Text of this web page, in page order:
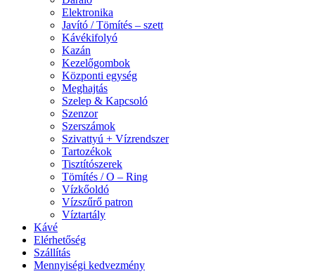
Elektronika
Javító / Tömítés – szett
Kávékifolyó
Kazán
Kezelőgombok
Központi egység
Meghajtás
Szelep & Kapcsoló
Szenzor
Szerszámok
Szivattyú + Vízrendszer
Tartozékok
Tisztítószerek
Tömítés / O – Ring
Vízkőoldó
Vízszűrő patron
Víztartály
Kávé
Elérhetőség
Szállítás
Mennyiségi kedvezmény